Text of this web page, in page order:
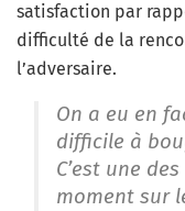
satisfaction par
difficulté de la
l’adversaire.
On a eu en
difficile à
C’est une
moment sur